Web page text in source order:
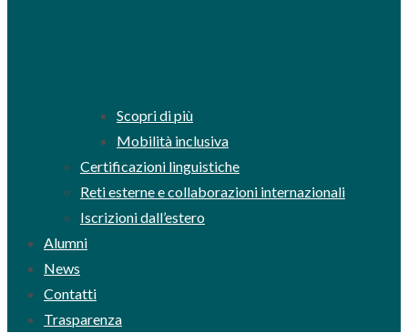
Scopri di più
Mobilità inclusiva
Certificazioni linguistiche
Reti esterne e collaborazioni internazionali
Iscrizioni dall’estero
Alumni
News
Contatti
Trasparenza